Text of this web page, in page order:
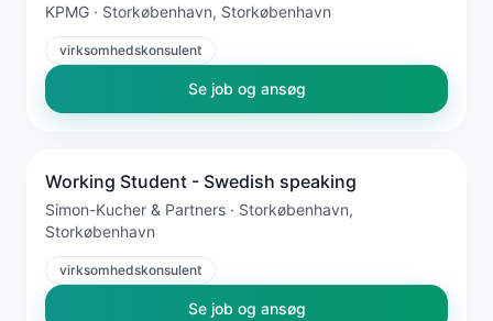
KPMG · Storkøbenhavn, Storkøbenhavn
virksomhedskonsulent
Se job og ansøg
Working Student - Swedish speaking
Simon-Kucher & Partners · Storkøbenhavn,
Storkøbenhavn
virksomhedskonsulent
Se job og ansøg